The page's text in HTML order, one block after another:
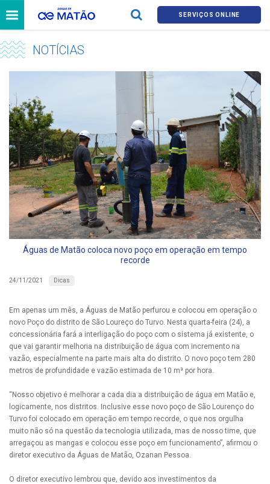
SERVIÇOS ONLINE
NOTÍCIAS
Águas de Matão coloca novo poço em operação em tempo
recorde
24/11/2021 Dicas
Em apenas um mês, a Águas de Matão perfurou e colocou em operação o
novo Poço do distrito de São Loureço do Turvo. Nesta quarta-feira (24), a
concessionária fará a interligação do poço com o sistema já existente, o
que vai garantir melhoria na distribuição de água com incremento na
vazão, especialmente na parte mais alta do distrito. O novo poço tem 280
metros de profundidade e vazão estimada de 10 m³ por hora.
“Nosso objetivo é melhorar a cada dia a distribuição de água em Matão e,
logicamente, nos distritos. Inclusive esse novo poço de São Lourenço do
Turvo foi colocado em operação em tempo recorde, o que nos orgulha
muito não só na questão da tecnologia utilizada, mas de nosso time, que
arregaçou as mangas e colocou esse poço em funcionamento”, afirmou o
diretor executivo da Águas de Matão, Ozanan Pessoa.
O diretor executivo lembrou que, devido aos investimentos da